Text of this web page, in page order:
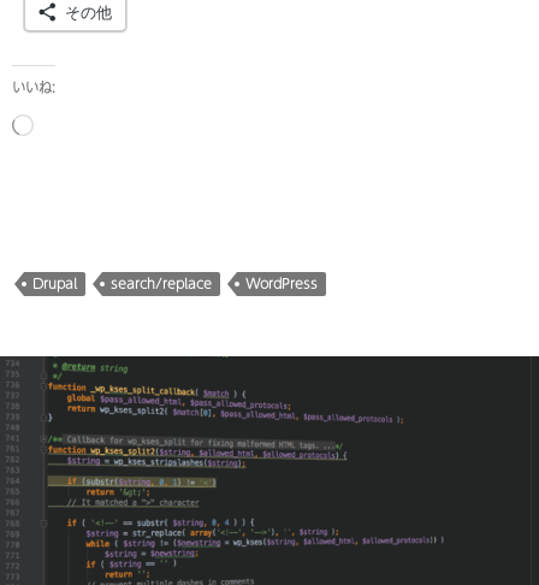
その他
いいね:
読
Drupal search/replace WordPress